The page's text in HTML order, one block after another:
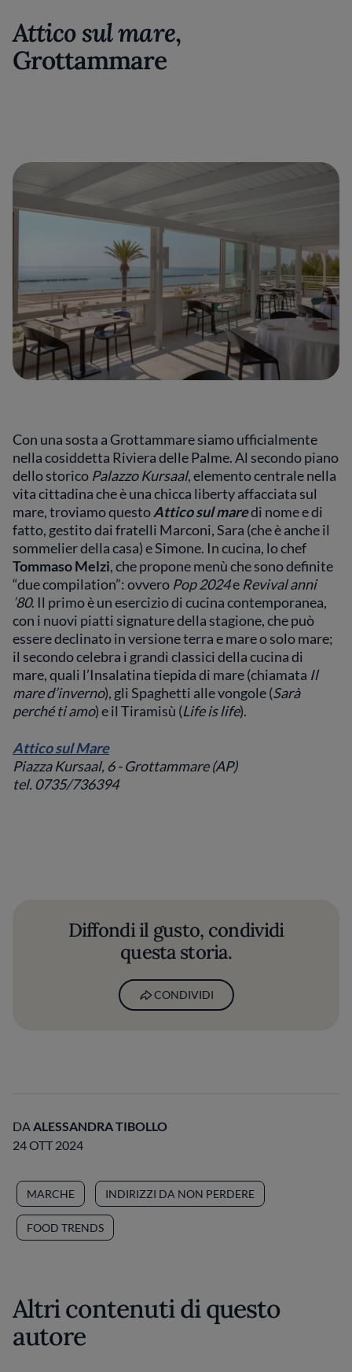
Attico sul mare,
Grottammare
Con una sosta a Grottammare siamo ufficialmente
nella cosiddetta Riviera delle Palme. Al secondo piano
dello storico Palazzo Kursaal, elemento centrale nella
vita cittadina che è una chicca liberty affacciata sul
mare, troviamo questoAttico sul maredi nome e di
fatto, gestito dai fratelli Marconi, Sara (che è anche il
sommelier della casa) e Simone. In cucina, lo chef
Tommaso Melzi, che propone menù che sono definite
“due compilation”: ovvero Pop 2024e Revival anni
’80. Il primo è un esercizio di cucina contemporanea,
con i nuovi piatti signature della stagione, che può
essere declinato in versione terra e mare o solo mare;
il secondo celebra i grandi classici della cucina di
mare, quali l’Insalatina tiepida di mare (chiamata Il
mare d’inverno), gli Spaghetti alle vongole (Sarà
perché ti amo) e il Tiramisù (Life is life).
Attico sul Mare
Piazza Kursaal, 6 - Grottammare (AP)
tel. 0735/736394
Diffondi il gusto, condividi
questa storia.
CONDIVIDI
DAALESSANDRA TIBOLLO
24 OTT 2024
MARCHE INDIRIZZI DA NON PERDERE
FOOD TRENDS
Altri contenuti di questo
autore